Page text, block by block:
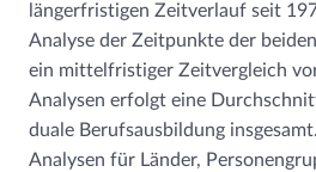
längerfristigen Zeitverlauf seit
Analyse der Zeitpunkte der
ein mittelfristiger Zeitvergleich
Analysen erfolgt eine
duale Berufsausbildung
Analysen für Länder,